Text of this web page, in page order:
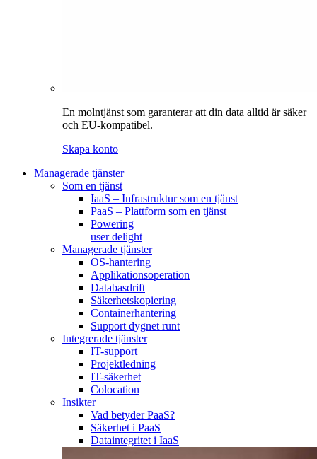
En molntjänst som garanterar att din data alltid är säker
och EU-kompatibel.
Skapa konto
Managerade tjänster
Som en tjänst
IaaS – Infrastruktur som en tjänst
PaaS – Plattform som en tjänst
Powering
user delight
Managerade tjänster
OS-hantering
Applikationsoperation
Databasdrift
Säkerhetskopiering
Containerhantering
Support dygnet runt
Integrerade tjänster
IT-support
Projektledning
IT-säkerhet
Colocation
Insikter
Vad betyder PaaS?
Säkerhet i PaaS
Dataintegritet i IaaS